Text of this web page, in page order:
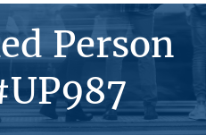
Person